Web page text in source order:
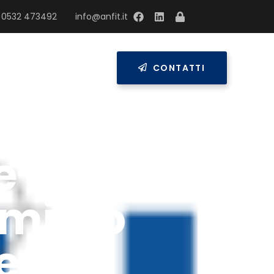
info@anfit.it
473492
CONTATTI